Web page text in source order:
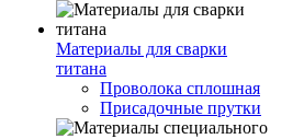
Материалы для сварки
титана
Проволока сплошная
Присадочные прутки